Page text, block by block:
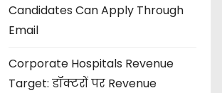
Candidates Can Apply Through
Email
Corporate Hospitals Revenue
Target: डॉक्टरों पर Revenue